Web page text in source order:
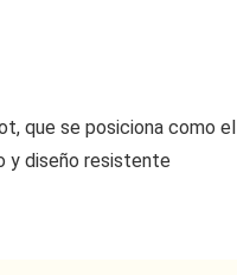
que se posiciona como el
y diseño resistente